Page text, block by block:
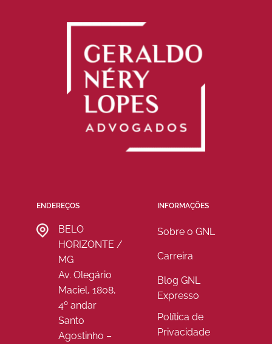
ENDEREÇOS
BELO
HORIZONTE /
MG
Av. Olegário
Maciel, 1808,
4º andar
Santo
Agostinho –
INFORMAÇÕES
Sobre o GNL
Carreira
Blog GNL
Expresso
Política de
Privacidade